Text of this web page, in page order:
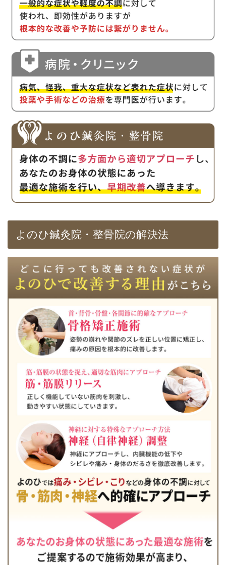
よのひ鍼灸院・整骨院の解決法